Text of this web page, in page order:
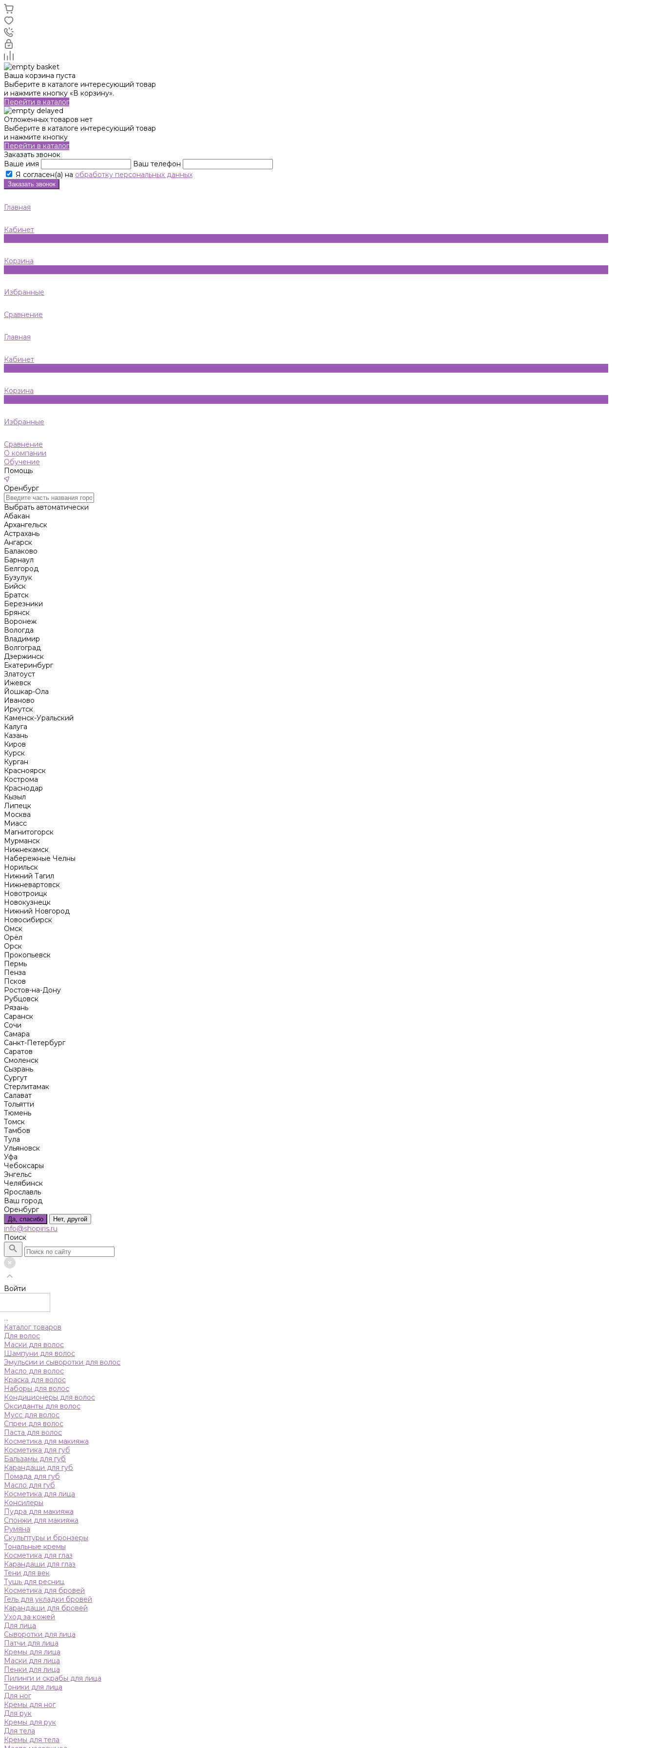
Ваша корзина пуста
Выберите в каталоге интересующий товар
и нажмите кнопку «В корзину».
Перейти в каталог
Отложенных товаров нет
Выберите в каталоге интересующий товар
и нажмите кнопку
Перейти в каталог
Заказать звонок
Ваше имя
Ваш телефон
Я согласен(а) на обработку персональных данных
Заказать звонок
Главная
Кабинет
Корзина
Избранные
Сравнение
Главная
Кабинет
Корзина
Избранные
Сравнение
О компании
Обучение
Помощь
Оренбург
Выбрать автоматически
Абакан
Архангельск
Астрахань
Ангарск
Балаково
Барнаул
Белгород
Бузулук
Бийск
Братск
Березники
Брянск
Воронеж
Вологда
Владимир
Волгоград
Дзержинск
Екатеринбург
Златоуст
Ижевск
Йошкар-Ола
Иваново
Иркутск
Каменск-Уральский
Калуга
Казань
Киров
Курск
Курган
Красноярск
Кострома
Краснодар
Кызыл
Липецк
Москва
Миасс
Магнитогорск
Мурманск
Нижнекамск
Набережные Челны
Норильск
Нижний Тагил
Нижневартовск
Новотроицк
Новокузнецк
Нижний Новгород
Новосибирск
Омск
Орёл
Орск
Прокопьевск
Пермь
Пенза
Псков
Ростов-на-Дону
Рубцовск
Рязань
Саранск
Сочи
Самара
Санкт-Петербург
Саратов
Смоленск
Сызрань
Сургут
Стерлитамак
Салават
Тольятти
Тюмень
Томск
Тамбов
Тула
Ульяновск
Уфа
Чебоксары
Энгельс
Челябинск
Ярославль
Ваш город
Оренбург
Да, спасибо Нет, другой
info@shopiris.ru
Поиск
Войти
...
Каталог товаров
Для волос
Маски для волос
Шампуни для волос
Эмульсии и сыворотки для волос
Масло для волос
Краска для волос
Наборы для волос
Кондиционеры для волос
Оксиданты для волос
Мусс для волос
Спреи для волос
Паста для волос
Косметика для макияжа
Косметика для губ
Бальзамы для губ
Карандаши для губ
Помада для губ
Масло для губ
Косметика для лица
Консилеры
Пудра для макияжа
Спонжи для макияжа
Румяна
Скульптуры и бронзеры
Тональные кремы
Косметика для глаз
Карандаши для глаз
Тени для век
Тушь для ресниц
Косметика для бровей
Гель для укладки бровей
Карандаши для бровей
Уход за кожей
Для лица
Сыворотки для лица
Патчи для лица
Кремы для лица
Маски для лица
Пенки для лица
Пилинги и скрабы для лица
Тоники для лица
Для ног
Кремы для ног
Для рук
Кремы для рук
Для тела
Кремы для тела